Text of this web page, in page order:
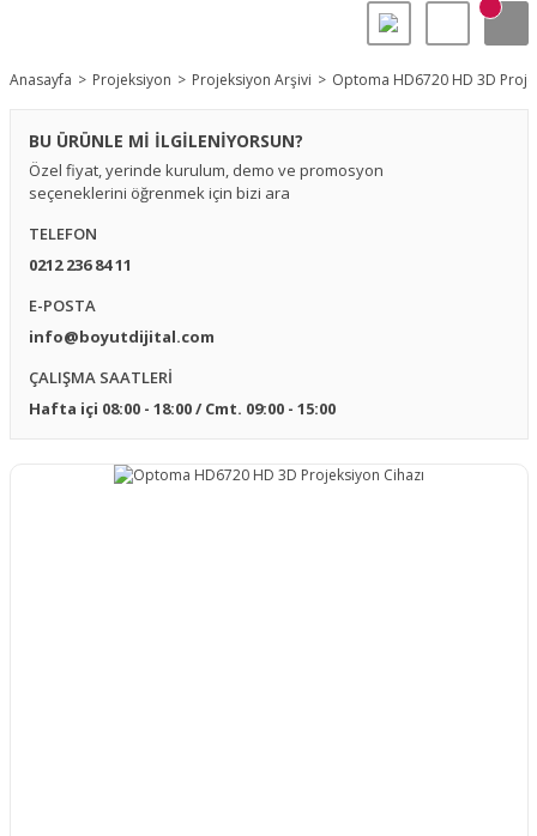
Anasayfa Projeksiyon Projeksiyon Arşivi Optoma HD6720 HD 3D
BU ÜRÜNLE Mİ İLGİLENİYORSUN?
Özel fiyat, yerinde kurulum, demo ve promosyon
seçeneklerini öğrenmek için bizi ara
TELEFON
0212 236 84 11
E-POSTA
info@boyutdijital.com
ÇALIŞMA SAATLERİ
Hafta içi 08:00 - 18:00 / Cmt. 09:00 - 15:00